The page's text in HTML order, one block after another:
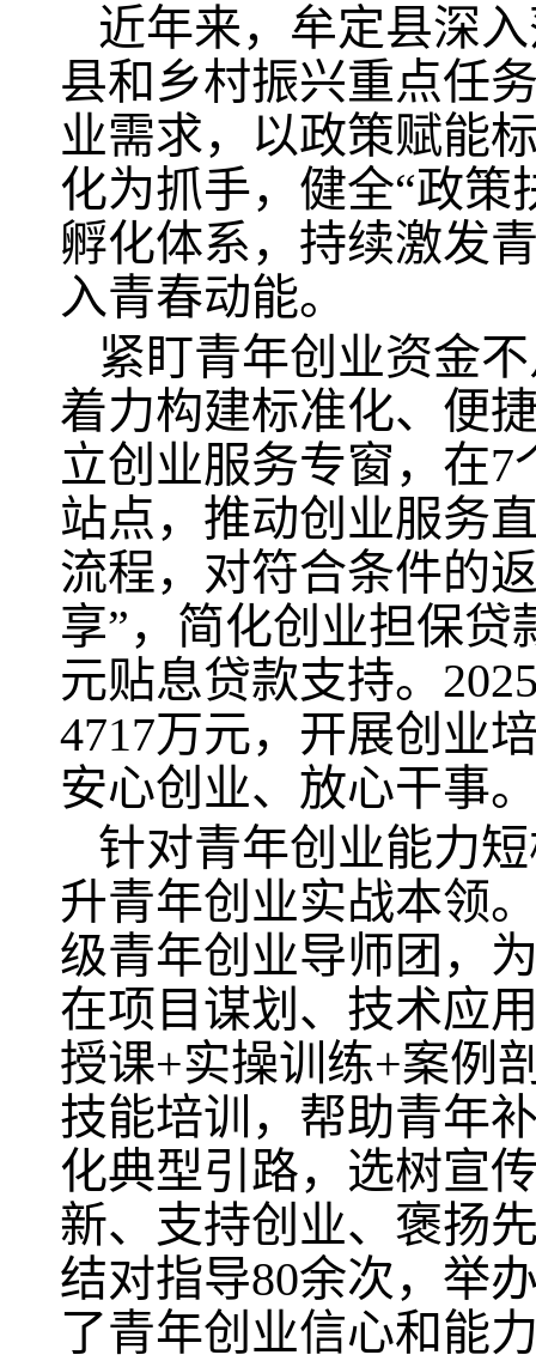
近年来，牟定县深
县和乡村振兴重点任
业需求，以政策赋能
化为抓手，健全“政策
孵化体系，持续激发
入青春动能。
紧盯青年创业资金
着力构建标准化、便
立创业服务专窗，在
站点，推动创业服务
流程，对符合条件的
享”，简化创业担保
元贴息贷款支持。
4717万元，开展创业
安心创业、放心干事
针对青年创业能力
升青年创业实战本领
级青年创业导师团，
在项目谋划、技术应
授课+实操训练+案例
技能培训，帮助青年
化典型引路，选树宣
新、支持创业、褒扬
结对指导80余次，举
了青年创业信心和能